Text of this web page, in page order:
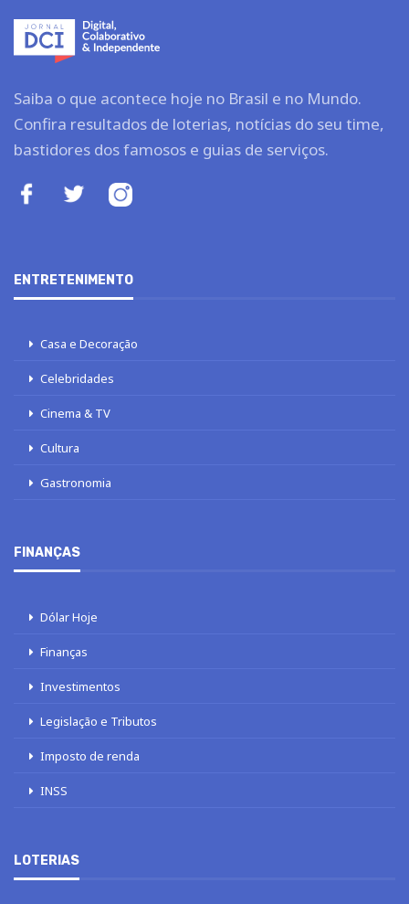
Saiba o que acontece hoje no Brasil e no Mundo.
Confira resultados de loterias, notícias do seu time,
bastidores dos famosos e guias de serviços.
ENTRETENIMENTO
Casa e Decoração
Celebridades
Cinema & TV
Cultura
Gastronomia
FINANÇAS
Dólar Hoje
Finanças
Investimentos
Legislação e Tributos
Imposto de renda
INSS
LOTERIAS